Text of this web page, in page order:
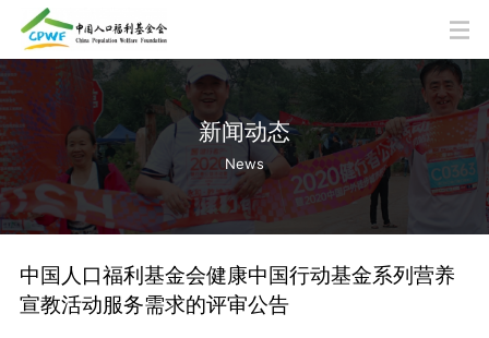
新闻动态
News
中国人口福利基金会健康中国行动基金系列营养
宣教活动服务需求的评审公告